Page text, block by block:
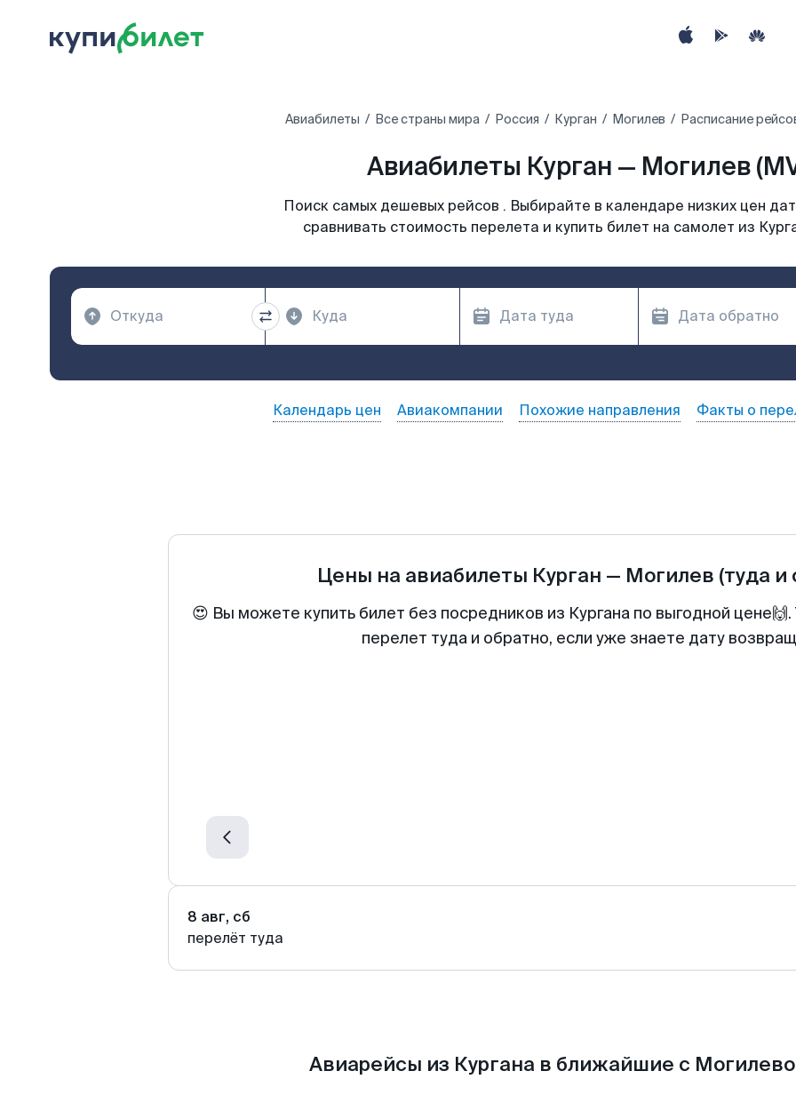
Авиабилеты Все страны мира Россия Курган Могилев Расписание
Авиабилеты Курган — Могилев
Поиск самых дешевых рейсов . Выбирайте в календаре низких цен
сравнивать стоимость перелета и купить билет на самолет из
Календарь цен Авиакомпании Похожие направления Факты о
Цены на авиабилеты Курган — Могилев (туда и
😍 Вы можете купить билет без посредников из Кургана по выгодной
перелет туда и обратно, если уже знаете дату
8 авг, сб
перелёт туда
Авиарейсы из Кургана в ближайшие с